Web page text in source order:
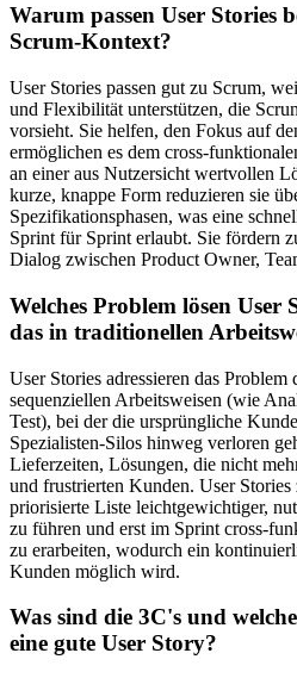
Warum passen User Stories
Scrum-Kontext?
User Stories passen gut zu Scrum,
und Flexibilität unterstützen, die
vorsieht. Sie helfen, den Fokus auf
ermöglichen es dem cross-
an einer aus Nutzersicht wertvollen
kurze, knappe Form reduzieren sie
Spezifikationsphasen, was eine
Sprint für Sprint erlaubt. Sie fördern
Dialog zwischen Product Owner,
Welches Problem lösen User
das in traditionellen
User Stories adressieren das Problem
sequenziellen Arbeitsweisen (wie
Test), bei der die ursprüngliche
Spezialisten-Silos hinweg verloren
Lieferzeiten, Lösungen, die nicht
und frustrierten Kunden. User
priorisierte Liste leichtgewichtiger,
zu führen und erst im Sprint cross-
zu erarbeiten, wodurch ein
Kunden möglich wird.
Was sind die 3C's und
eine gute User Story?